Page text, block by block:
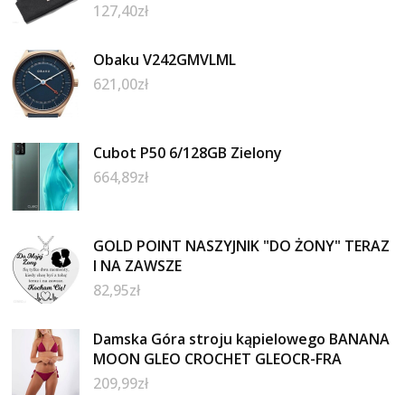
127,40zł
Obaku V242GMVLML
621,00zł
Cubot P50 6/128GB Zielony
664,89zł
GOLD POINT NASZYJNIK "DO ŻONY" TERAZ
I NA ZAWSZE
82,95zł
Damska Góra stroju kąpielowego BANANA
MOON GLEO CROCHET GLEOCR-FRA
209,99zł